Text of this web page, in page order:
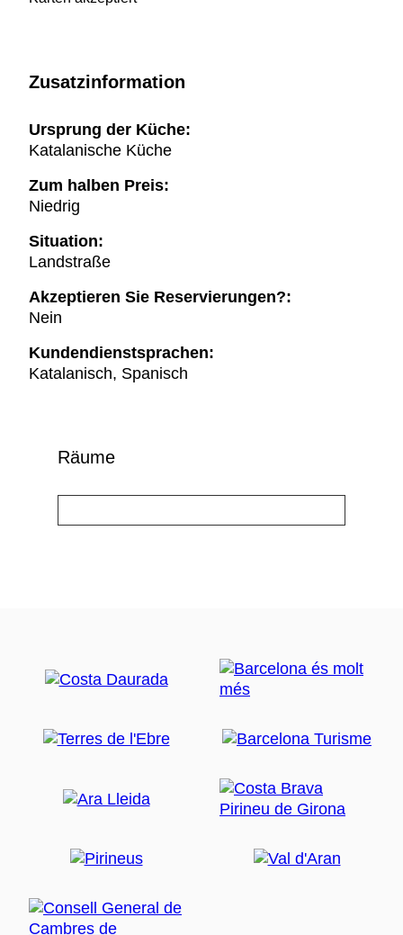
Zusatzinformation
Ursprung der Küche:
Katalanische Küche
Zum halben Preis:
Niedrig
Situation:
Landstraße
Akzeptieren Sie Reservierungen?:
Nein
Kundendienstsprachen:
Katalanisch, Spanisch
Räume